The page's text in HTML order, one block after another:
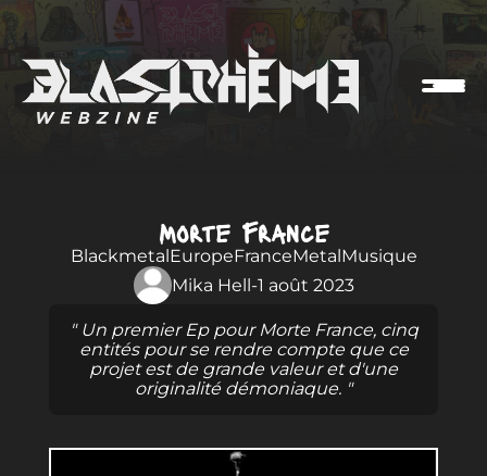
Morte France
BlackmetalEuropeFranceMetalMusique
Mika Hell-1 août 2023
" Un premier Ep pour Morte France, cinq
entités pour se rendre compte que ce
projet est de grande valeur et d'une
originalité démoniaque. "